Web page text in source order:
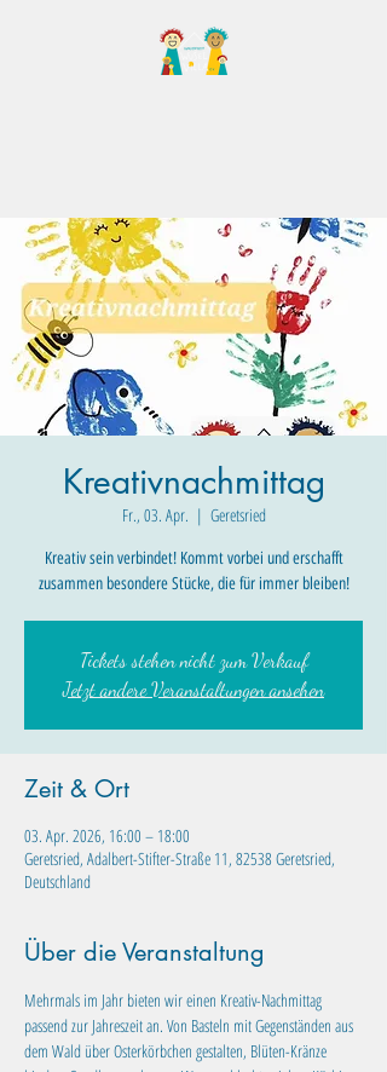
Kreativnachmittag
Fr., 03. Apr.
  |
Geretsried
Kreativ sein verbindet! Kommt vorbei und erschafft
zusammen besondere Stücke, die für immer bleiben!
Tickets stehen nicht zum Verkauf
Jetzt andere Veranstaltungen ansehen
Zeit & Ort
03. Apr. 2026, 16:00 – 18:00
Geretsried, Adalbert-Stifter-Straße 11, 82538 Geretsried,
Deutschland
Über die Veranstaltung
Mehrmals im Jahr bieten wir einen Kreativ-Nachmittag
passend zur Jahreszeit an. Von Basteln mit Gegenständen aus
dem Wald über Osterkörbchen gestalten, Blüten-Kränze